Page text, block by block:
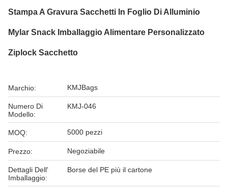
Stampa A Gravura Sacchetti In Foglio Di Alluminio
Mylar Snack Imballaggio Alimentare Personalizzato
Ziplock Sacchetto
Marchio: KMJBags
Numero Di
Modello:
KMJ-046
MOQ: 5000 pezzi
Prezzo: Negoziabile
Dettagli Dell'
Imballaggio:
Borse del PE più il cartone